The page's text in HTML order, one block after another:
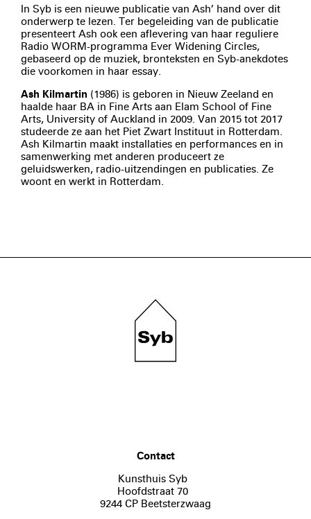
In Syb is een nieuwe publicatie van Ash’ hand over dit
onderwerp te lezen. Ter begeleiding van de publicatie
presenteert Ash ook een aflevering van haar reguliere
Radio WORM-programma Ever Widening Circles,
gebaseerd op de muziek, bronteksten en Syb-anekdotes
die voorkomen in haar essay.
Ash Kilmartin (1986) is geboren in Nieuw Zeeland en
haalde haar BA in Fine Arts aan Elam School of Fine
Arts, University of Auckland in 2009. Van 2015 tot 2017
studeerde ze aan het Piet Zwart Instituut in Rotterdam.
Ash Kilmartin maakt installaties en performances en in
samenwerking met anderen produceert ze
geluidswerken, radio-uitzendingen en publicaties. Ze
woont en werkt in Rotterdam.
Contact
Kunsthuis Syb
Hoofdstraat 70
9244 CP Beetsterzwaag